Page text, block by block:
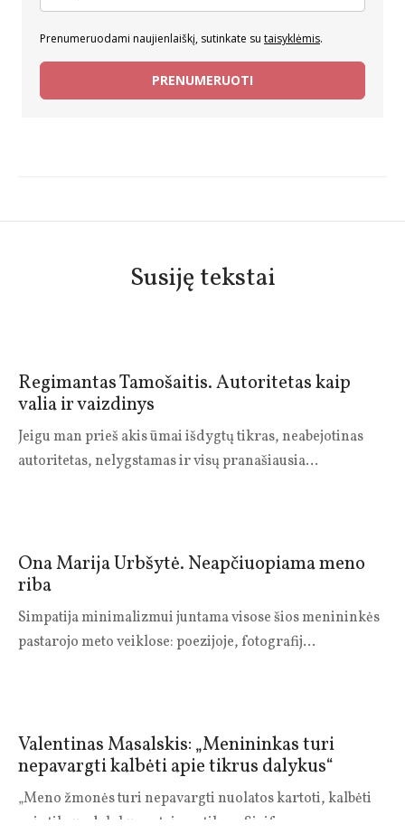
Prenumeruodami naujienlaiškį, sutinkate su taisyklėmis.
PRENUMERUOTI
Susiję tekstai
Regimantas Tamošaitis. Autoritetas kaip
valia ir vaizdinys
Jeigu man prieš akis ūmai išdygtų tikras, neabejotinas
autoritetas, nelygstamas ir visų pranašiausia…
Ona Marija Urbšytė. Neapčiuopiama meno
riba
Simpatija minimalizmui juntama visose šios menininkės
pastarojo meto veiklose: poezijoje, fotografij…
Valentinas Masalskis: „Menininkas turi
nepavargti kalbėti apie tikrus dalykus“
„Meno žmonės turi nepavargti nuolatos kartoti, kalbėti
apie tikrus dalykus, o tai yra tikras Sizifo …